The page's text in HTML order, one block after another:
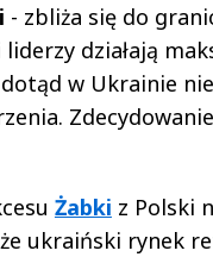
- zbliża się do
działają
w Ukrainie
Żabki z Polski
ukraiński rynek